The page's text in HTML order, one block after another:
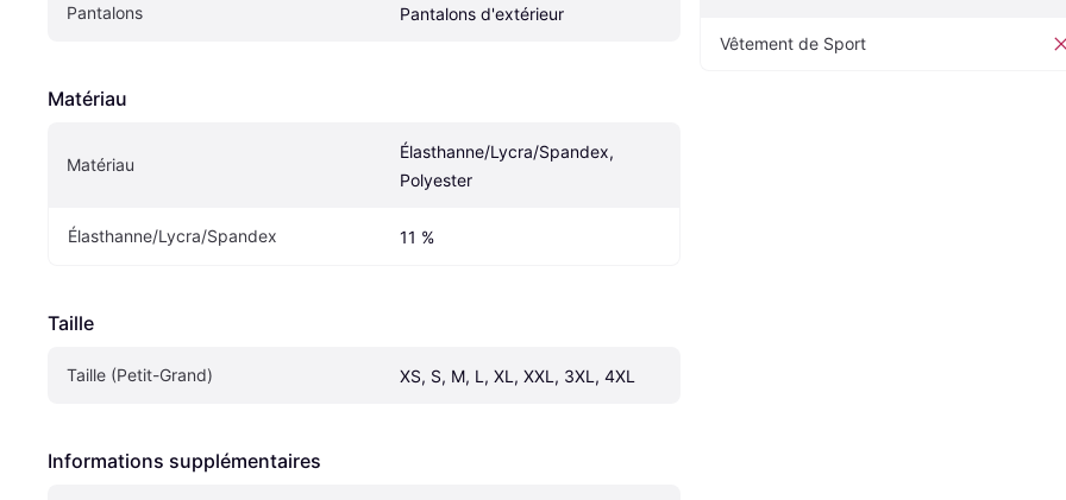
Pantalons Pantalons d'extérieur
Matériau
Matériau
Élasthanne/Lycra/Spandex,
Polyester
Élasthanne/Lycra/Spandex 11 %
Taille
Taille (Petit-Grand) XS, S, M, L, XL, XXL, 3XL, 4XL
Informations supplémentaires
Vêtement de Sport